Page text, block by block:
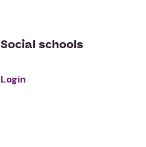
Social schools
Login